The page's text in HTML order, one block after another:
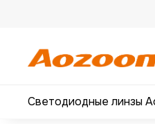
Светодиодные линзы